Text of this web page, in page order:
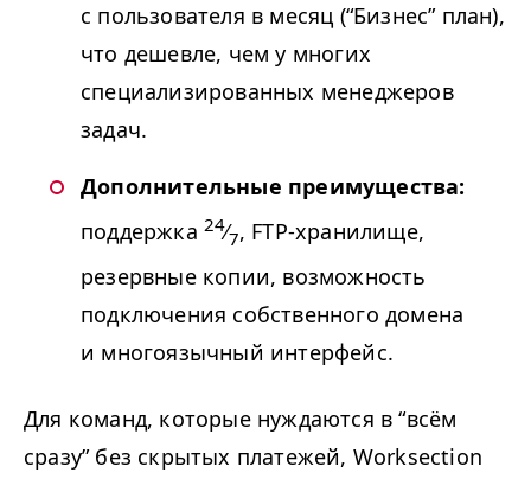
с пользователя в месяц (“Бизнес” план),
что дешевле, чем у многих
специализированных менеджеров
задач.
Дополнительные преимущества:
поддержка 24⁄7, FTP-хранилище,
резервные копии, возможность
подключения собственного домена
и многоязычный интерфейс.
Для команд, которые нуждаются в“всём
сразу” без скрытых платежей, Worksection